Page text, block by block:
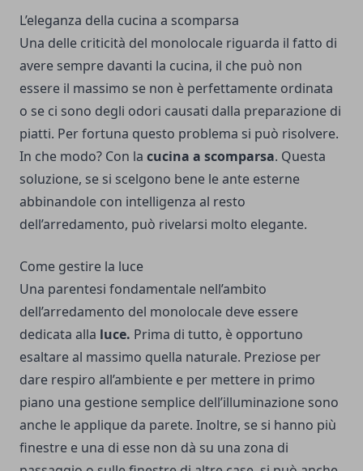
L’eleganza della cucina a scomparsa
Una delle criticità del monolocale riguarda il fatto di
avere sempre davanti la cucina, il che può non
essere il massimo se non è perfettamente ordinata
o se ci sono degli odori causati dalla preparazione di
piatti. Per fortuna questo problema si può risolvere.
In che modo? Con la cucina a scomparsa. Questa
soluzione, se si scelgono bene le ante esterne
abbinandole con intelligenza al resto
dell’arredamento, può rivelarsi molto elegante.
Come gestire la luce
Una parentesi fondamentale nell’ambito
dell’arredamento del monolocale deve essere
dedicata alla luce. Prima di tutto, è opportuno
esaltare al massimo quella naturale. Preziose per
dare respiro all’ambiente e per mettere in primo
piano una gestione semplice dell’illuminazione sono
anche le applique da parete. Inoltre, se si hanno più
finestre e una di esse non dà su una zona di